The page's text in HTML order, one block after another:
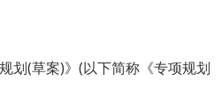
划(草案)》(以下简称《专项规划